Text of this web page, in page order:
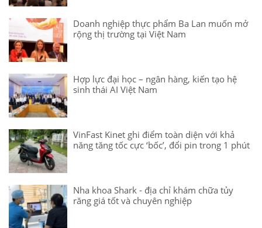
Doanh nghiệp thực phẩm Ba Lan muốn mở
rộng thị trường tại Việt Nam
Hợp lực đại học – ngân hàng, kiến tạo hệ
sinh thái AI Việt Nam
VinFast Kinet ghi điểm toàn diện với khả
năng tăng tốc cực ‘bốc’, đổi pin trong 1 phút
Nha khoa Shark - địa chỉ khám chữa tủy
răng giá tốt và chuyên nghiệp